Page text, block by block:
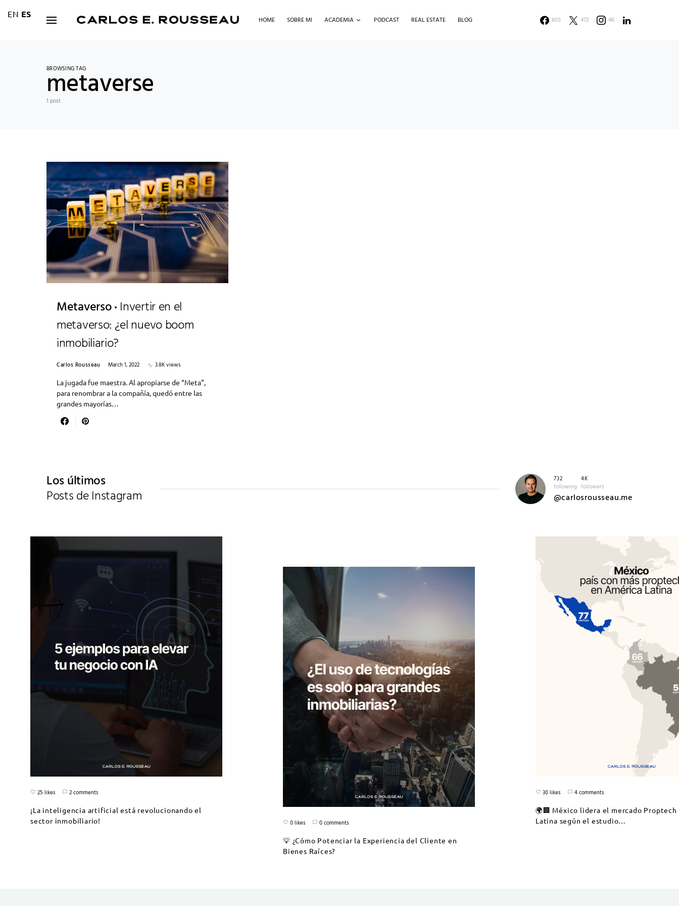
HOME SOBRE MI ACADEMIA PODCAST REAL ESTATE BLOG 855 472 4K
BROWSING TAG
metaverse
1 post
Metaverso Invertir en el
metaverso: ¿el nuevo boom
inmobiliario?
Carlos Rousseau March 1, 2022
3.8K views
La jugada fue maestra. Al apropiarse de “Meta”,
para renombrar a la compañía, quedó entre las
grandes mayorías…
Los últimos
Posts de Instagram
732
following
4K
followers
@carlosrousseau.me
25 likes
2 comments
¡La inteligencia artificial está revolucionando el
sector inmobiliario!
0 likes
0 comments
💡 ¿Cómo Potenciar la Experiencia del Cliente en
Bienes Raíces?
30 likes
4 comments
🌍🏢 México lidera el mercado Proptech
Latina según el estudio…
EN ES